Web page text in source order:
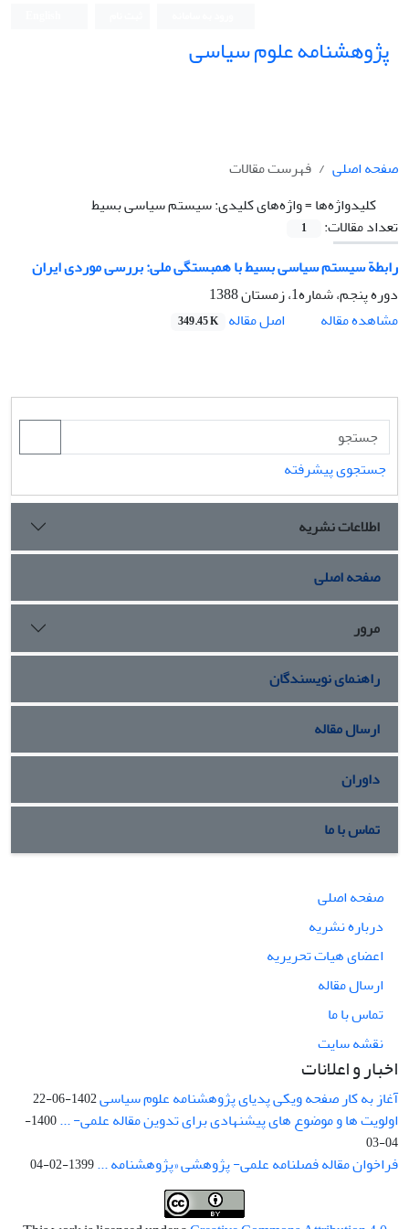
پژوهشنامه علوم سیاسی
صفحه اصلی
فهرست مقالات
کلیدواژه‌ها =واژه‌های کلیدی: سیستم سیاسی بسیط
تعداد مقالات:
1
رابطة سیستم سیاسی بسیط با همبستگی ملی: بررسی موردی ایران
دوره پنجم، شماره1، زمستان 1388
مشاهده مقاله
اصل مقاله 349.45 K
جستجوی پیشرفته
اطلاعات نشریه
صفحه اصلی
مرور
راهنمای نویسندگان
ارسال مقاله
داوران
تماس با ما
صفحه اصلی
درباره نشریه
اعضای هیات تحریریه
ارسال مقاله
تماس با ما
نقشه سایت
اخبار و اعلانات
آغاز به کار صفحه ویکی پدیای پژوهشنامه علوم سیاسی1402-06-22
اولویت ها و موضوع های پیشنهادی برای تدوین مقاله علمی- ...
1400-
04-03
فراخوان مقاله فصلنامه علمی- پژوهشی «پژوهشنامه ...1399-02-04